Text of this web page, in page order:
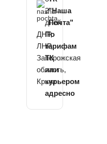
"Наша
Почта"
ДНР,
ЛНР,
Запорожская
область,
Крым
2
дней
По
тарифам
ТК
или
курьером
адресно